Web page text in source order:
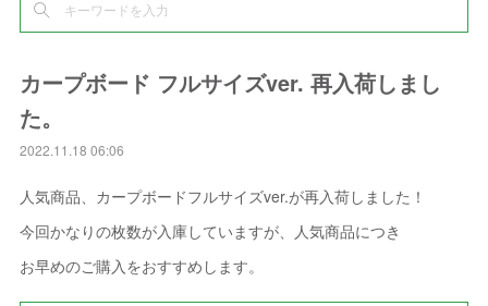
カープボード フルサイズver. 再入荷しまし
た。
2022.11.18 06:06
人気商品、カープボードフルサイズver.が再入荷しました！
今回かなりの枚数が入庫していますが、人気商品につき
お早めのご購入をおすすめします。